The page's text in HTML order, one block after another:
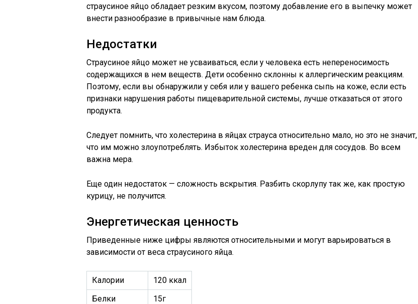
страусиное яйцо обладает резким вкусом, поэтому добавление его в выпечку может
внести разнообразие в привычные нам блюда.
Недостатки
Страусиное яйцо может не усваиваться, если у человека есть непереносимость
содержащихся в нем веществ. Дети особенно склонны к аллергическим реакциям.
Поэтому, если вы обнаружили у себя или у вашего ребенка сыпь на коже, если есть
признаки нарушения работы пищеварительной системы, лучше отказаться от этого
продукта.
Следует помнить, что холестерина в яйцах страуса относительно мало, но это не значит,
что им можно злоупотреблять. Избыток холестерина вреден для сосудов. Во всем
важна мера.
Еще один недостаток — сложность вскрытия. Разбить скорлупу так же, как простую
курицу, не получится.
Энергетическая ценность
Приведенные ниже цифры являются относительными и могут варьироваться в
зависимости от веса страусиного яйца.
Калории
120 ккал
Белки
15г